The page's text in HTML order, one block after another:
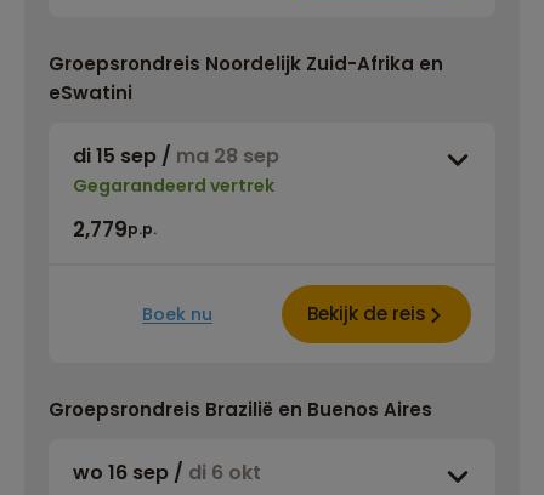
Groepsrondreis Noordelijk Zuid-Afrika en
eSwatini
di 15 sep / ma 28 sep
Gegarandeerd vertrek
2,779p.p.
Boek nu Bekijk de reis
Groepsrondreis Brazilië en Buenos Aires
wo 16 sep / di 6 okt